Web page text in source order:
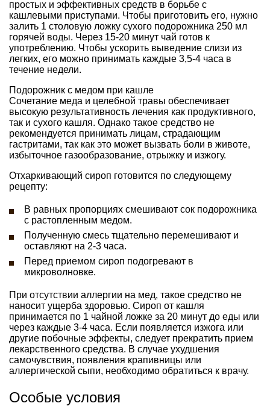
простых и эффективных средств в борьбе с
кашлевыми приступами. Чтобы приготовить его, нужно
залить 1 столовую ложку сухого подорожника 250 мл
горячей воды. Через 15-20 минут чай готов к
употреблению. Чтобы ускорить выведение слизи из
легких, его можно принимать каждые 3,5-4 часа в
течение недели.
Подорожник с медом при кашле
Сочетание меда и целебной травы обеспечивает
высокую результативность лечения как продуктивного,
так и сухого кашля. Однако такое средство не
рекомендуется принимать лицам, страдающим
гастритами, так как это может вызвать боли в животе,
избыточное газообразование, отрыжку и изжогу.
Отхаркивающий сироп готовится по следующему
рецепту:
В равных пропорциях смешивают сок подорожника
с растопленным медом.
Полученную смесь тщательно перемешивают и
оставляют на 2-3 часа.
Перед приемом сироп подогревают в
микроволновке.
При отсутствии аллергии на мед, такое средство не
наносит ущерба здоровью. Сироп от кашля
принимается по 1 чайной ложке за 20 минут до еды или
через каждые 3-4 часа. Если появляется изжога или
другие побочные эффекты, следует прекратить прием
лекарственного средства. В случае ухудшения
самочувствия, появления крапивницы или
аллергической сыпи, необходимо обратиться к врачу.
Особые условия